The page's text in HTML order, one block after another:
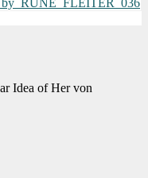
Idea of Her von